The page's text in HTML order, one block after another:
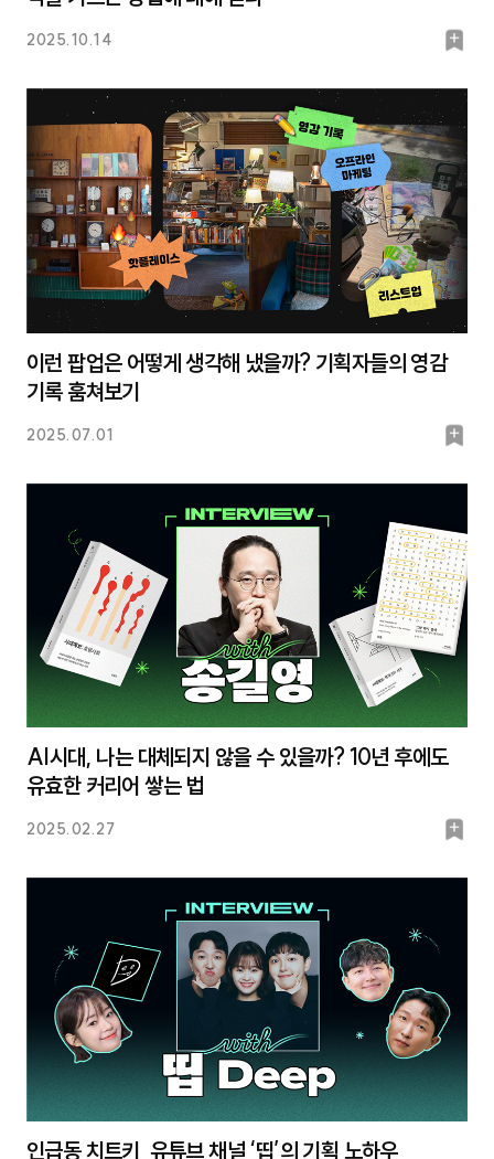
2025.10.14
북
크
이런 팝업은 어떻게 생각해 냈을까? 기획자들의 영감
기록 훔쳐보기
2025.07.01
북
AI시대, 나는 대체되지 않을 수 있을까? 10년 후에도
유효한 커리어 쌓는 법
2025.02.27
북
인급동 치트키 유튜브 채널 ‘띱’의 기획 노하우